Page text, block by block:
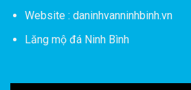
Website : daninhvanninhbinh.vn
Lăng mộ đá Ninh Bình